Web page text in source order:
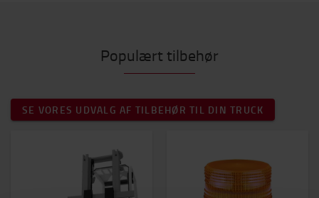
Populært tilbehør
SE VORES UDVALG AF TILBEHØR TIL DIN TRUCK